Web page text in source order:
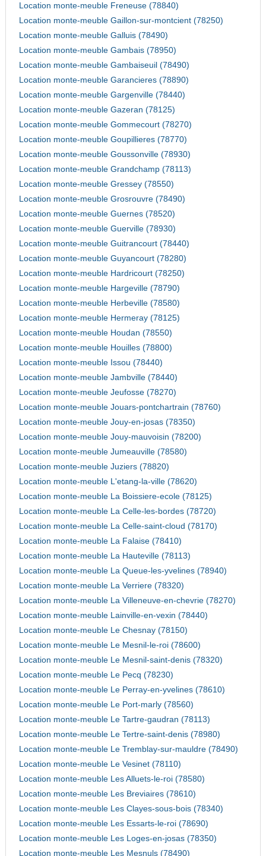
Location monte-meuble Freneuse (78840)
Location monte-meuble Gaillon-sur-montcient (78250)
Location monte-meuble Galluis (78490)
Location monte-meuble Gambais (78950)
Location monte-meuble Gambaiseuil (78490)
Location monte-meuble Garancieres (78890)
Location monte-meuble Gargenville (78440)
Location monte-meuble Gazeran (78125)
Location monte-meuble Gommecourt (78270)
Location monte-meuble Goupillieres (78770)
Location monte-meuble Goussonville (78930)
Location monte-meuble Grandchamp (78113)
Location monte-meuble Gressey (78550)
Location monte-meuble Grosrouvre (78490)
Location monte-meuble Guernes (78520)
Location monte-meuble Guerville (78930)
Location monte-meuble Guitrancourt (78440)
Location monte-meuble Guyancourt (78280)
Location monte-meuble Hardricourt (78250)
Location monte-meuble Hargeville (78790)
Location monte-meuble Herbeville (78580)
Location monte-meuble Hermeray (78125)
Location monte-meuble Houdan (78550)
Location monte-meuble Houilles (78800)
Location monte-meuble Issou (78440)
Location monte-meuble Jambville (78440)
Location monte-meuble Jeufosse (78270)
Location monte-meuble Jouars-pontchartrain (78760)
Location monte-meuble Jouy-en-josas (78350)
Location monte-meuble Jouy-mauvoisin (78200)
Location monte-meuble Jumeauville (78580)
Location monte-meuble Juziers (78820)
Location monte-meuble L'etang-la-ville (78620)
Location monte-meuble La Boissiere-ecole (78125)
Location monte-meuble La Celle-les-bordes (78720)
Location monte-meuble La Celle-saint-cloud (78170)
Location monte-meuble La Falaise (78410)
Location monte-meuble La Hauteville (78113)
Location monte-meuble La Queue-les-yvelines (78940)
Location monte-meuble La Verriere (78320)
Location monte-meuble La Villeneuve-en-chevrie (78270)
Location monte-meuble Lainville-en-vexin (78440)
Location monte-meuble Le Chesnay (78150)
Location monte-meuble Le Mesnil-le-roi (78600)
Location monte-meuble Le Mesnil-saint-denis (78320)
Location monte-meuble Le Pecq (78230)
Location monte-meuble Le Perray-en-yvelines (78610)
Location monte-meuble Le Port-marly (78560)
Location monte-meuble Le Tartre-gaudran (78113)
Location monte-meuble Le Tertre-saint-denis (78980)
Location monte-meuble Le Tremblay-sur-mauldre (78490)
Location monte-meuble Le Vesinet (78110)
Location monte-meuble Les Alluets-le-roi (78580)
Location monte-meuble Les Breviaires (78610)
Location monte-meuble Les Clayes-sous-bois (78340)
Location monte-meuble Les Essarts-le-roi (78690)
Location monte-meuble Les Loges-en-josas (78350)
Location monte-meuble Les Mesnuls (78490)